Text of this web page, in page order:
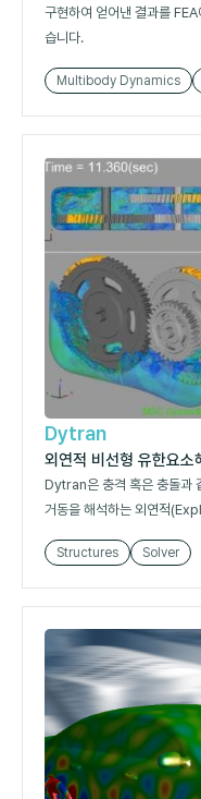
구현하여 얻어낸 결과를
습니다.
Multibody Dynamics
Dytran
외연적 비선형 유한요
Dytran은 충격 혹은 충돌과
거동을 해석하는 외연적
Structures Solver